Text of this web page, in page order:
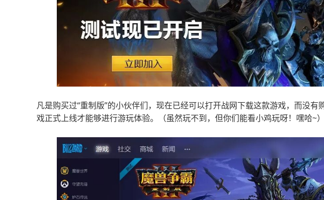
凡是购买过“重制版”的小伙伴们，现在已经可以打开战网下载这款游戏，而没有
戏正式上线才能够进行游玩体验。（虽然玩不到，但你们能看小鸡玩呀！嘿哈~）